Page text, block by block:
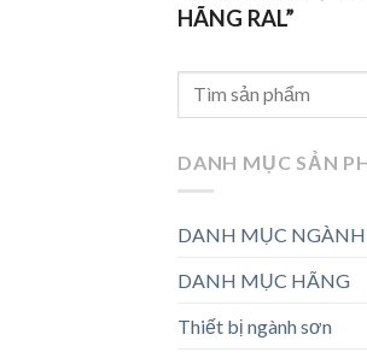
HÃNG RAL”
DANH MỤC SẢN
DANH MỤC NGÀNH
DANH MỤC HÃNG
Thiết bị ngành sơn